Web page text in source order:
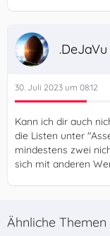
.DeJaVu
30. Juli 2023 um 08:12
Kann ich dir auch
die Listen unter
mindestens zwei
sich mit anderen
Ähnliche Themen